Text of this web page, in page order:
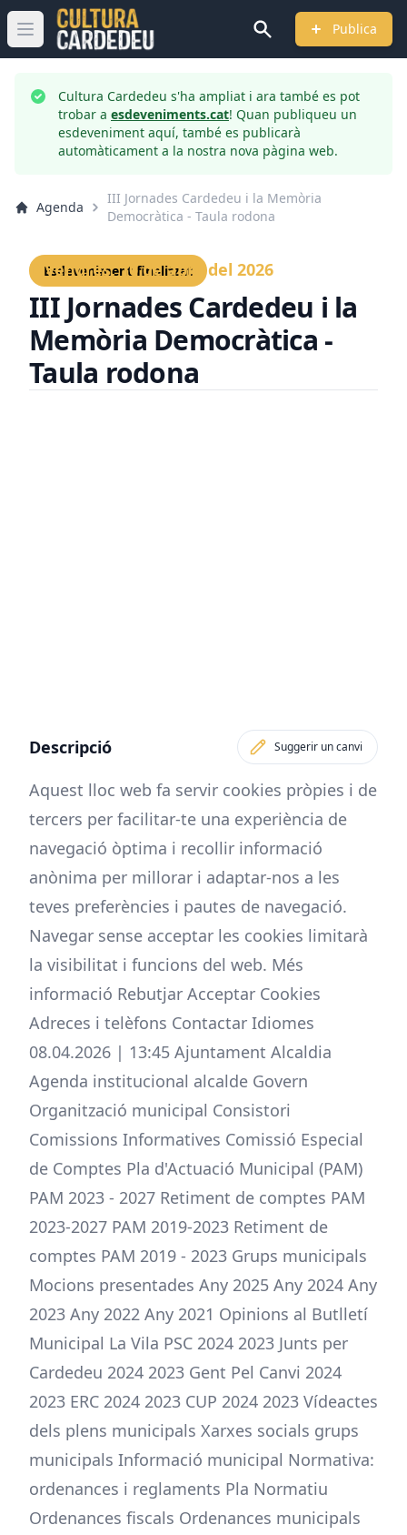
Obrir menú principal Publica
Cultura Cardedeu s'ha ampliat i ara també es pot
trobar a esdeveniments.cat! Quan publiqueu un
esdeveniment aquí, també es publicarà
automàticament a la nostra nova pàgina web.
Agenda
III Jornades Cardedeu i la Memòria
Democràtica - Taula rodona
Esdeveniment finalitzat
Divendres, 10 de abril del 2026
III Jornades Cardedeu i la
Memòria Democràtica -
Taula rodona
Descripció Suggerir un canvi
Aquest lloc web fa servir cookies pròpies i de
tercers per facilitar-te una experiència de
navegació òptima i recollir informació
anònima per millorar i adaptar-nos a les
teves preferències i pautes de navegació.
Navegar sense acceptar les cookies limitarà
la visibilitat i funcions del web. Més
informació Rebutjar Acceptar Cookies
Adreces i telèfons Contactar Idiomes
08.04.2026 | 13:45 Ajuntament Alcaldia
Agenda institucional alcalde Govern
Organització municipal Consistori
Comissions Informatives Comissió Especial
de Comptes Pla d'Actuació Municipal (PAM)
PAM 2023 - 2027 Retiment de comptes PAM
2023-2027 PAM 2019-2023 Retiment de
comptes PAM 2019 - 2023 Grups municipals
Mocions presentades Any 2025 Any 2024 Any
2023 Any 2022 Any 2021 Opinions al Butlletí
Municipal La Vila PSC 2024 2023 Junts per
Cardedeu 2024 2023 Gent Pel Canvi 2024
2023 ERC 2024 2023 CUP 2024 2023 Vídeactes
dels plens municipals Xarxes socials grups
municipals Informació municipal Normativa:
ordenances i reglaments Pla Normatiu
Ordenances fiscals Ordenances municipals